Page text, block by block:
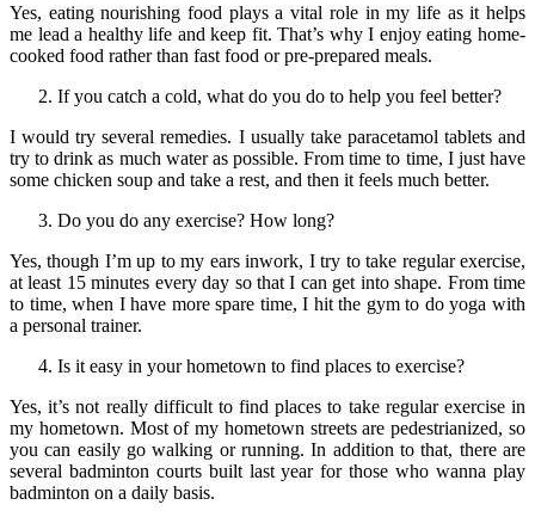
Yes, eating nourishing food plays a vital role in my life as it helps
me lead a healthy life and keep fit. That’s why I enjoy eating home-
cooked food rather than fast food or pre-prepared meals.
If you catch a cold, what do you do to help you feel better?
I would try several remedies. I usually take paracetamol tablets and
try to drink as much water as possible. From time to time, I just have
some chicken soup and take a rest, and then it feels much better.
Do you do any exercise? How long?
Yes, though I’m up to my ears inwork, I try to take regular exercise,
at least 15 minutes every day so that I can get into shape. From time
to time, when I have more spare time, I hit the gym to do yoga with
a personal trainer.
Is it easy in your hometown to find places to exercise?
Yes, it’s not really difficult to find places to take regular exercise in
my hometown. Most of my hometown streets are pedestrianized, so
you can easily go walking or running. In addition to that, there are
several badminton courts built last year for those who wanna play
badminton on a daily basis.